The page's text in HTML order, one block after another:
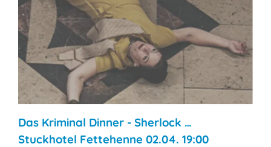
Das Kriminal Dinner - Sherlock …
Stuckhotel Fettehenne 02.04. 19:00